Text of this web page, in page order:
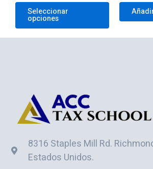
Seleccionar
opciones
página
producto
8316 Staples Mill Rd.
Estados Unidos.